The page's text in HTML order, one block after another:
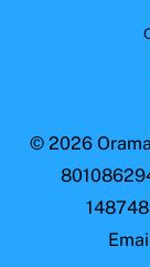
© 2026